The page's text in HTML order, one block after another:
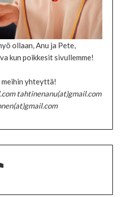
ollaan, Anu ja Pete,
kun poikkesit sivullemme!
yhteyttä!
tahtinenanu(at)gmail.com